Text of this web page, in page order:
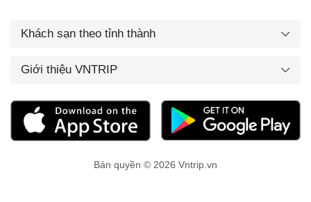
Khách sạn theo tỉnh thành
Giới thiệu VNTRIP
Bản quyền © 2026 Vntrip.vn